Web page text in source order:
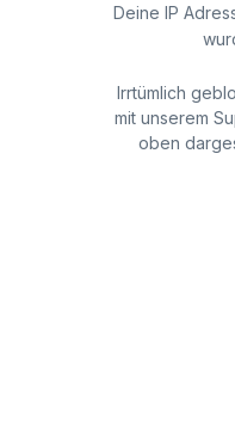
Deine IP
Irrtümlich
mit unserem
oben